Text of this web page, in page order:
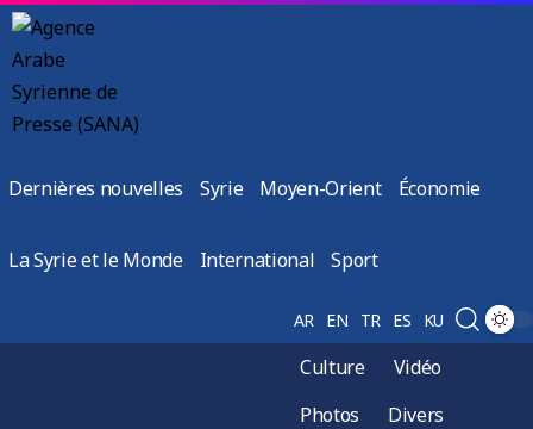
Dernières nouvelles Syrie Moyen-Orient Économie
La Syrie et le Monde International Sport
AR EN TR ES KU
Culture
Vidéo
Photos
Divers